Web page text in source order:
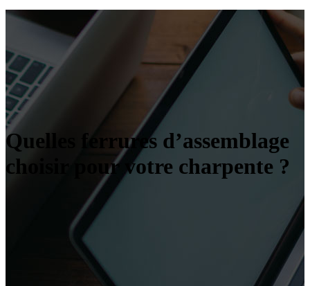
Quelles ferrures d’assemblage
choisir pour votre charpente ?